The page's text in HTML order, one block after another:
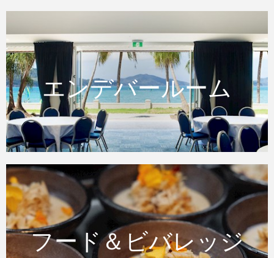
エンデバールーム
エンデバールーム
フード＆ビバレッジ
フード＆ビバレッジ